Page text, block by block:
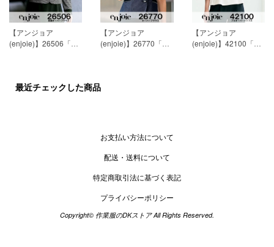
【アンジョア
(enjoie)】26506「長
【アンジョア
(enjoie)】26770「半
【アンジョア
(enjoie)】42100「プ
最近チェックした商品
お支払い方法について
配送・送料について
特定商取引法に基づく表記
プライバシーポリシー
Copyright© 作業服のDKストア All Rights Reserved.